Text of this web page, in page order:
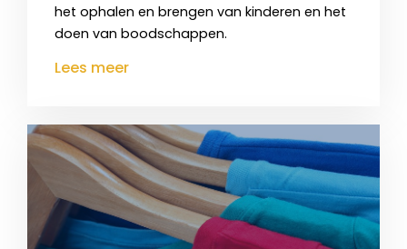
het ophalen en brengen van kinderen en het
doen van boodschappen.
Lees meer